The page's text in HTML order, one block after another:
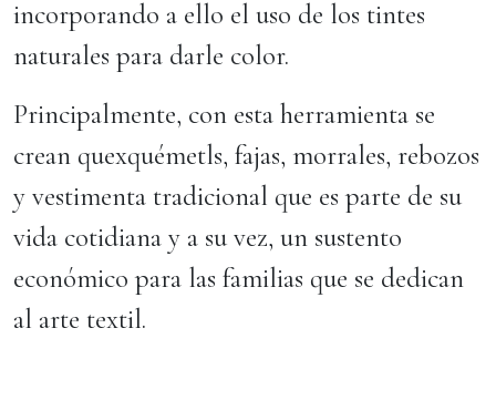
incorporando a ello el uso de los tintes
naturales para darle color.
Principalmente, con esta herramienta se
crean quexquémetls, fajas, morrales, rebozos
y vestimenta tradicional que es parte de su
vida cotidiana y a su vez, un sustento
económico para las familias que se dedican
al arte textil.